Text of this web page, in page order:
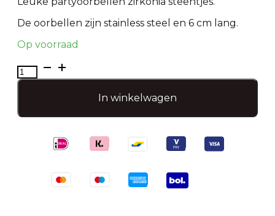
De oorbellen zijn stainless steel en 6 cm lang.
Op voorraad
Oorbel
Hangers
In winkelwagen